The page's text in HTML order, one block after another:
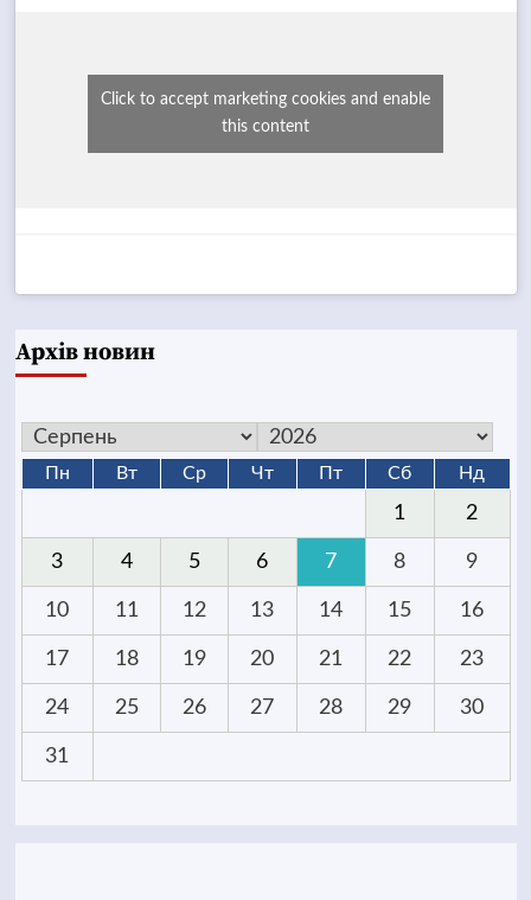
Click to accept marketing cookies and enable
this content
Архів новин
Пн Вт Ср Чт Пт Сб Нд
1 2
3 4 5 6 7 8 9
10 11 12 13 14 15 16
17 18 19 20 21 22 23
24 25 26 27 28 29 30
31